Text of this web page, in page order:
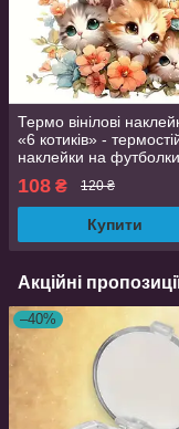
Термо вінілові
«6 котиків» -
наклейки на футболки,
108 ₴ 120 ₴
Купити
Акційні
–40%